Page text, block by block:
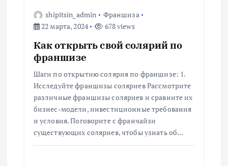
shipitsin_admin
Франшиза
22 марта, 2024
678 views
Как открыть свой солярий по
франшизе
Шаги по открытию солярия по франшизе: 1.
Исследуйте франшизы соляриев Рассмотрите
различные франшизы соляриев и сравните их
бизнес-модели, инвестиционные требования
и условия. Поговорите с франчайзи
существующих соляриев, чтобы узнать об…